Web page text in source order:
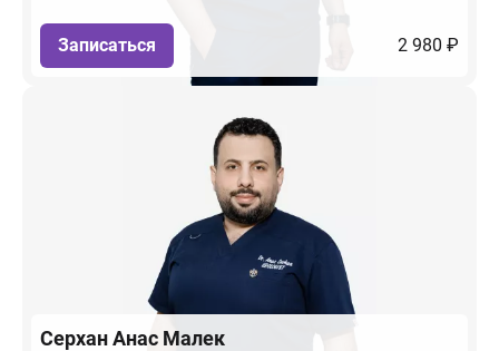
Записаться 2 980 ₽
СерханАнас Малек